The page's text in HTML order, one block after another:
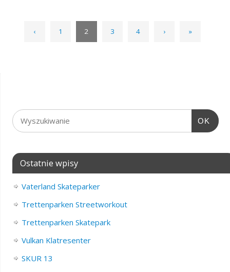
‹ 1 2 3 4 › »
OK
Ostatnie wpisy
Vaterland Skateparker
Trettenparken Streetworkout
Trettenparken Skatepark
Vulkan Klatresenter
SKUR 13